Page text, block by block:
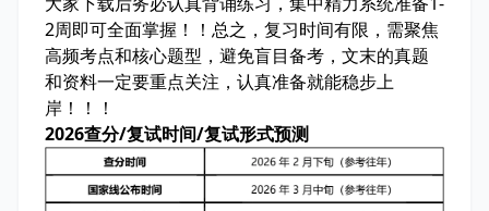
2周即可全面掌握 ！！总之，复习时间有限， 需聚焦
高频考点和核心题型 ，避免盲目备考， 文末的真题
和资料一定要重点关注 ， 认真准备就能稳步上
岸 ！！！
2026查分/复试时间/复试形式预测